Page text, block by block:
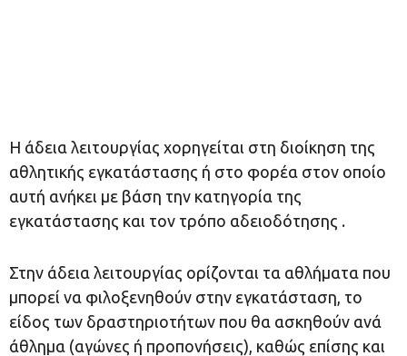
Η άδεια λειτουργίας χορηγείται στη διοίκηση της
αθλητικής εγκατάστασης ή στο φορέα στον οποίο
αυτή ανήκει με βάση την κατηγορία της
εγκατάστασης και τον τρόπο αδειοδότησης .
Στην άδεια λειτουργίας ορίζονται τα αθλήματα που
μπορεί να φιλοξενηθούν στην εγκατάσταση, το
είδος των δραστηριοτήτων που θα ασκηθούν ανά
άθλημα (αγώνες ή προπονήσεις), καθώς επίσης και